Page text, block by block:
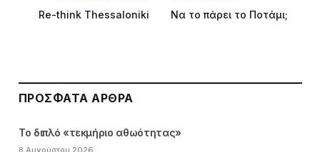
Re-think Thessaloniki Να το πάρει το Ποτάμι;
ΠΡΌΣΦΑΤΑ ΆΡΘΡΑ
Το διπλό «τεκμήριο αθωότητας»
8 Αυγούστου 2026